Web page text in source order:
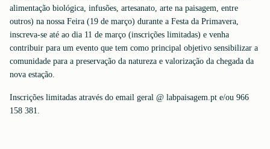
alimentação biológica, infusões, artesanato, arte na paisagem, entre
outros) na nossa Feira (19 de março) durante a Festa da Primavera,
inscreva-se até ao dia 11 de março (inscrições limitadas) e venha
contribuir para um evento que tem como principal objetivo sensibilizar a
comunidade para a preservação da natureza e valorização da chegada da
nova estação.
Inscrições limitadas através do email geral @ labpaisagem.pt e/ou 966
158 381.